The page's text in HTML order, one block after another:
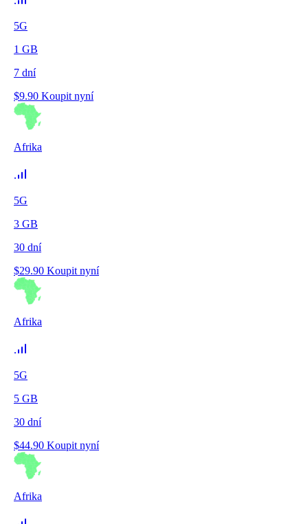
5G
1 GB
7 dní
$9.90 Koupit nyní
Afrika
5G
3 GB
30 dní
$29.90 Koupit nyní
Afrika
5G
5 GB
30 dní
$44.90 Koupit nyní
Afrika